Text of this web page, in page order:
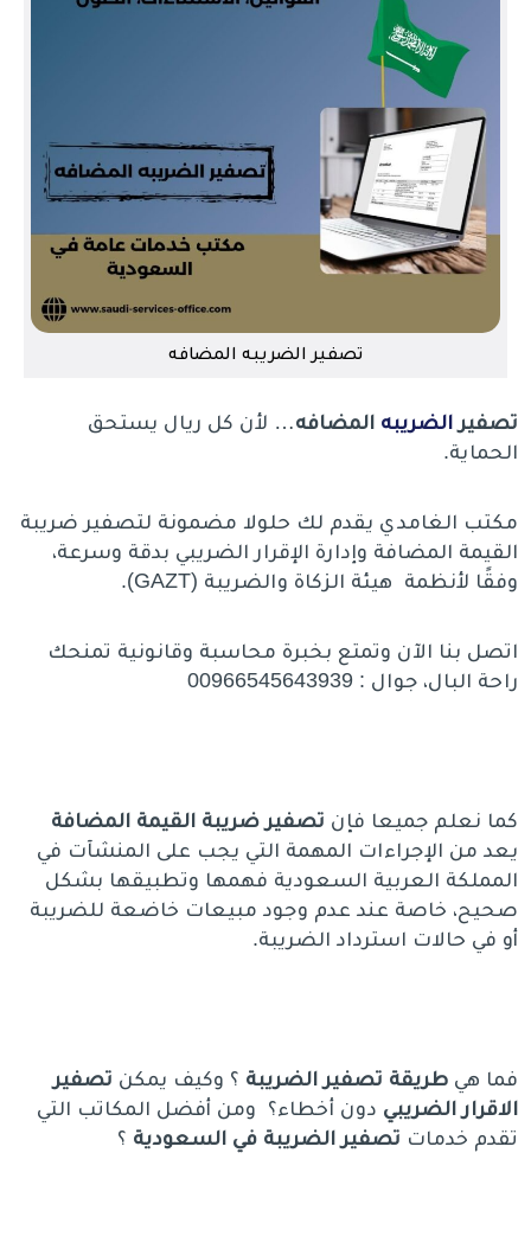
تصفير الضريبه المضافه
تصفيرالضريبه المضافه… لأن كل ريال يستحق
الحماية.
مكتب الغامدي يقدم لك حلولا مضمونة لتصفير ضريبة
القيمة المضافة وإدارة الإقرار الضريبي بدقة وسرعة،
وفقًا لأنظمة هيئة الزكاة والضريبة (GAZT).
اتصل بنا الآن وتمتع بخبرة محاسبة وقانونية تمنحك
راحة البال، جوال : 00966545643939
كما نعلم جميعا فإن تصفير ضريبة القيمة المضافة
يعد من الإجراءات المهمة التي يجب على المنشآت في
المملكة العربية السعودية فهمها وتطبيقها بشكل
صحيح، خاصة عند عدم وجود مبيعات خاضعة للضريبة
أو في حالات استرداد الضريبة.
فما هيطريقة تصفير الضريبة ؟ وكيف يمكن تصفير
الاقرار الضريبي دون أخطاء؟ ومن أفضل المكاتب التي
تقدم خدمات تصفير الضريبة في السعودية ؟